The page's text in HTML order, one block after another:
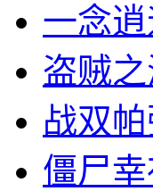
一念
盗贼
战双
僵尸